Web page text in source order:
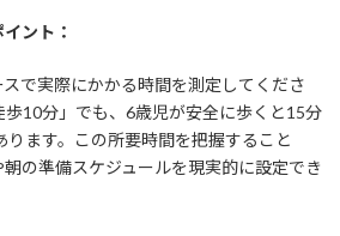
ント：
で実際にかかる時間を測定してくださ
10分」でも、6歳児が安全に歩くと15分
ます。この所要時間を把握すること
の準備スケジュールを現実的に設定でき